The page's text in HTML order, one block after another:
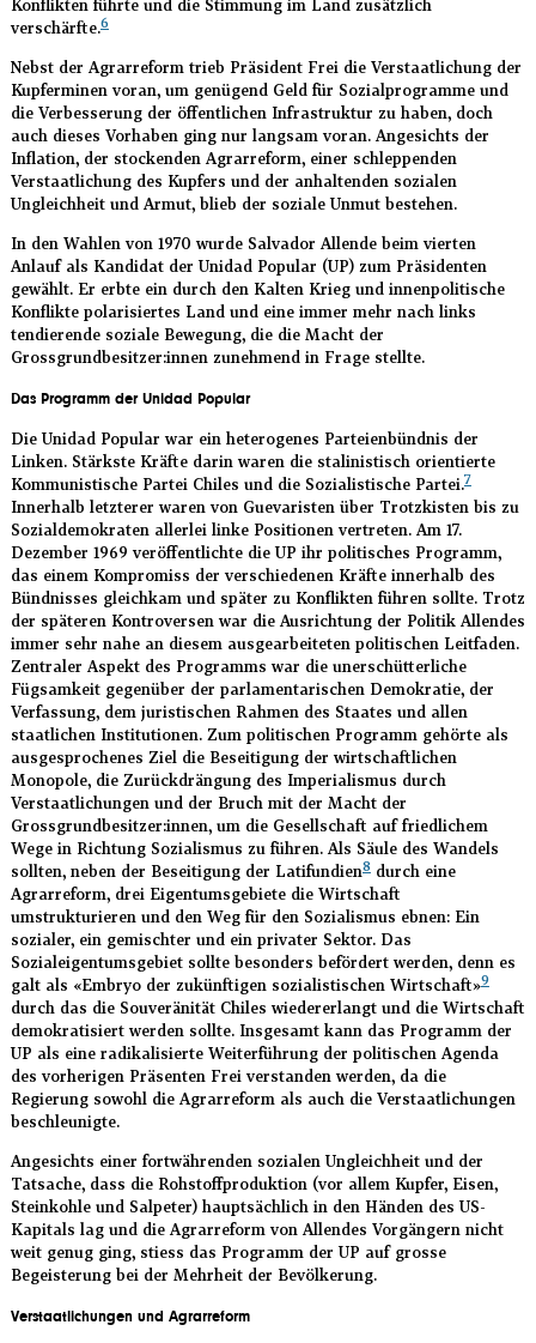
Konflikten führte und die Stimmung im Land zusätzlich
verschärfte.6
Nebst der Agrarreform trieb Präsident Frei die Verstaatlichung der
Kupferminen voran, um genügend Geld für Sozialprogramme und
die Verbesserung der öffentlichen Infrastruktur zu haben, doch
auch dieses Vorhaben ging nur langsam voran. Angesichts der
Inflation, der stockenden Agrarreform, einer schleppenden
Verstaatlichung des Kupfers und der anhaltenden sozialen
Ungleichheit und Armut, blieb der soziale Unmut bestehen.
In den Wahlen von 1970 wurde Salvador Allende beim vierten
Anlauf als Kandidat der Unidad Popular (UP) zum Präsidenten
gewählt. Er erbte ein durch den Kalten Krieg und innenpolitische
Konflikte polarisiertes Land und eine immer mehr nach links
tendierende soziale Bewegung, die die Macht der
Grossgrundbesitzer:innen zunehmend in Frage stellte.
Das Programm der Unidad Popular
Die Unidad Popular war ein heterogenes Parteienbündnis der
Linken. Stärkste Kräfte darin waren die stalinistisch orientierte
Kommunistische Partei Chiles und die Sozialistische Partei.7
Innerhalb letzterer waren von Guevaristen über Trotzkisten bis zu
Sozialdemokraten allerlei linke Positionen vertreten. Am 17.
Dezember 1969 veröffentlichte die UP ihr politisches Programm,
das einem Kompromiss der verschiedenen Kräfte innerhalb des
Bündnisses gleichkam und später zu Konflikten führen sollte. Trotz
der späteren Kontroversen war die Ausrichtung der Politik Allendes
immer sehr nahe an diesem ausgearbeiteten politischen Leitfaden.
Zentraler Aspekt des Programms war die unerschütterliche
Fügsamkeit gegenüber der parlamentarischen Demokratie, der
Verfassung, dem juristischen Rahmen des Staates und allen
staatlichen Institutionen. Zum politischen Programm gehörte als
ausgesprochenes Ziel die Beseitigung der wirtschaftlichen
Monopole, die Zurückdrängung des Imperialismus durch
Verstaatlichungen und der Bruch mit der Macht der
Grossgrundbesitzer:innen, um die Gesellschaft auf friedlichem
Wege in Richtung Sozialismus zu führen. Als Säule des Wandels
sollten, neben der Beseitigung der Latifundien8durch eine
Agrarreform, drei Eigentumsgebiete die Wirtschaft
umstrukturieren und den Weg für den Sozialismus ebnen: Ein
sozialer, ein gemischter und ein privater Sektor. Das
Sozialeigentumsgebiet sollte besonders befördert werden, denn es
galt als «Embryo der zukünftigen sozialistischen Wirtschaft»9
durch das die Souveränität Chiles wiedererlangt und die Wirtschaft
demokratisiert werden sollte. Insgesamt kann das Programm der
UP als eine radikalisierte Weiterführung der politischen Agenda
des vorherigen Präsenten Frei verstanden werden, da die
Regierung sowohl die Agrarreform als auch die Verstaatlichungen
beschleunigte.
Angesichts einer fortwährenden sozialen Ungleichheit und der
Tatsache, dass die Rohstoffproduktion (vor allem Kupfer, Eisen,
Steinkohle und Salpeter) hauptsächlich in den Händen des US-
Kapitals lag und die Agrarreform von Allendes Vorgängern nicht
weit genug ging, stiess das Programm der UP auf grosse
Begeisterung bei der Mehrheit der Bevölkerung.
Verstaatlichungen und Agrarreform